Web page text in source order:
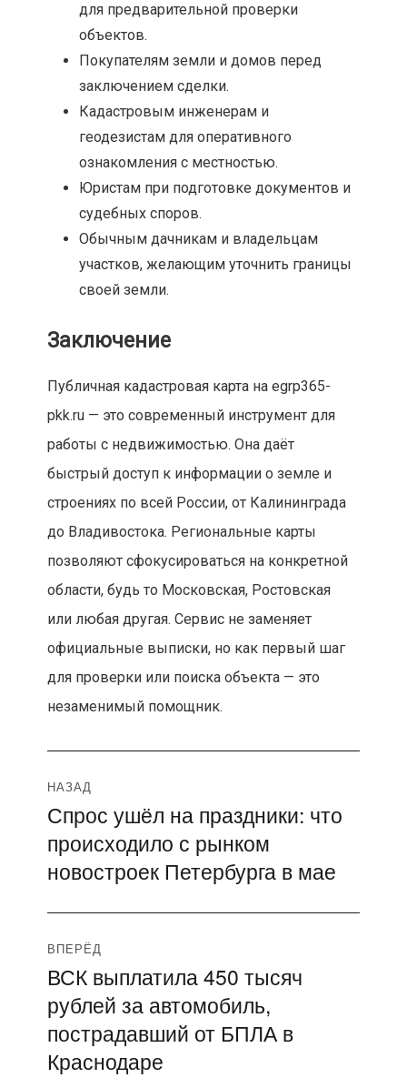
для предварительной проверки
объектов.
Покупателям земли и домов перед
заключением сделки.
Кадастровым инженерам и
геодезистам для оперативного
ознакомления с местностью.
Юристам при подготовке документов и
судебных споров.
Обычным дачникам и владельцам
участков, желающим уточнить границы
своей земли.
Заключение
Публичная кадастровая карта на egrp365-
pkk.ru — это современный инструмент для
работы с недвижимостью. Она даёт
быстрый доступ к информации о земле и
строениях по всей России, от Калининграда
до Владивостока. Региональные карты
позволяют сфокусироваться на конкретной
области, будь то Московская, Ростовская
или любая другая. Сервис не заменяет
официальные выписки, но как первый шаг
для проверки или поиска объекта — это
незаменимый помощник.
Навигация
по
записям
НАЗАД
Предыдущая
запись:
Спрос ушёл на праздники: что
происходило с рынком
новостроек Петербурга в мае
ВПЕРЁД
Следующая
запись:
ВСК выплатила 450 тысяч
рублей за автомобиль,
пострадавший от БПЛА в
Краснодаре